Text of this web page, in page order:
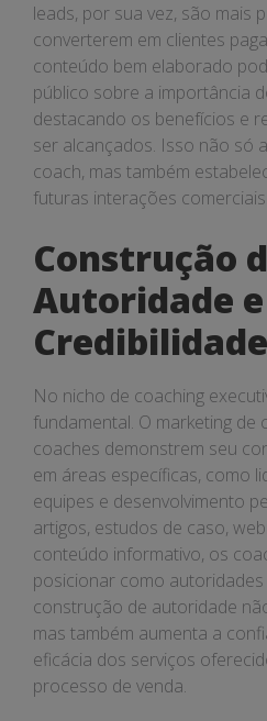
leads, por sua vez, são mais
converterem em clientes
conteúdo bem elaborado
público sobre a importância
destacando os benefícios e
ser alcançados. Isso não só
coach, mas também
futuras interações comerciais.
Construção
Autoridade e
Credibilidade
No nicho de coaching
fundamental. O marketing
coaches demonstrem seu
em áreas específicas, como
equipes e desenvolvimento
artigos, estudos de caso,
conteúdo informativo, os
posicionar como autoridades
construção de autoridade
mas também aumenta a
eficácia dos serviços
processo de venda.